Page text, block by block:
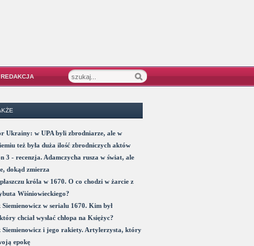
REDAKCJA
Ukrainy: w UPA byli zbrodniarze, ale w
też była duża ilość zbrodniczych aktów
3 - recenzja. Adamczycha rusza w świat, ale
dokąd zmierza
króla w 1670. O co chodzi w żarcie z
Wiśniowieckiego?
w serialu 1670. Kim był
chciał wysłać chłopa na Księżyc?
Siemienowicz i jego rakiety. Artylerzysta, który
epokę